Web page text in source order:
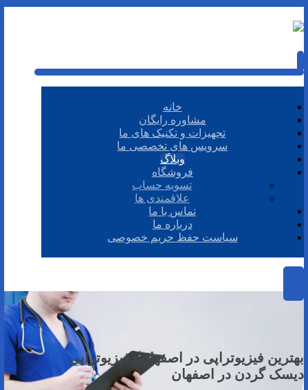
خانه
مشاوره رایگان
تجهیزات و تکنیک های ما
سرویس های تخصصی ما
وبلاگ
فروشگاه
تسویه حساب
علاقمندی ها
تماس با ما
درباره ما
سیاست حفظ حریم خصوصی
بهترین فیزیوتراپی در اصفهان | فیزیوتراپی
دیسک گردن در اصفهان